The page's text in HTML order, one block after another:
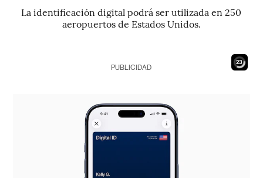
La identificación digital podrá ser utilizada en 250
aeropuertos de Estados Unidos.
21
PUBLICIDAD